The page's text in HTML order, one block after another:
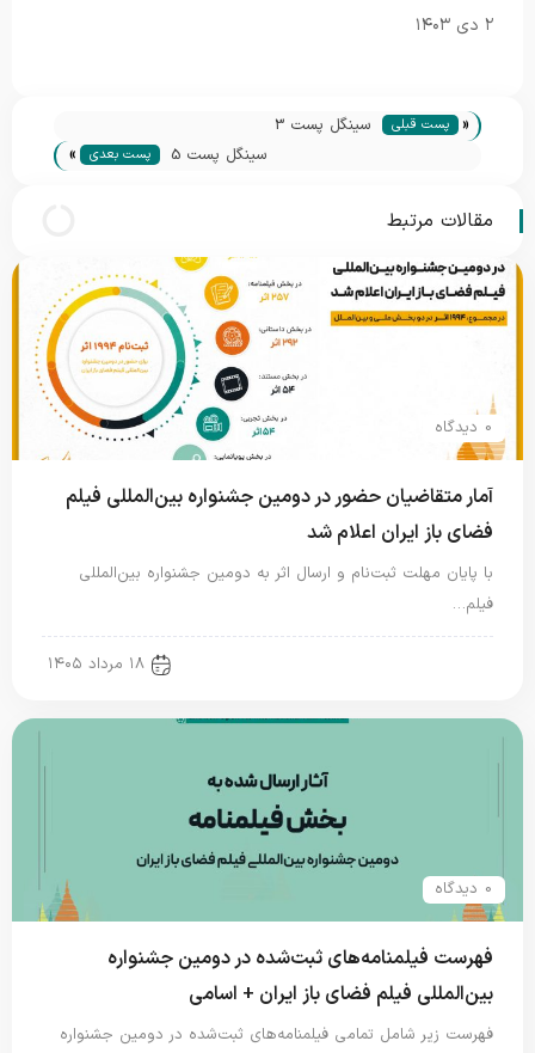
۲ دی ۱۴۰۳
« پست قبلی
سینگل پست 3
سینگل پست 5
پست بعدی »
مقالات مرتبط
0 دیدگاه
آمار متقاضیان حضور در دومین جشنواره بین‌المللی فیلم
فضای باز ایران اعلام شد
با پایان مهلت ثبت‌نام و ارسال اثر به دومین جشنواره بین‌المللی
فیلم…
۱۸ مرداد ۱۴۰۵
0 دیدگاه
فهرست فیلمنامه‌های ثبت‌شده در دومین جشنواره
بین‌المللی فیلم فضای باز ایران + اسامی
فهرست زیر شامل تمامی فیلمنامه‌های ثبت‌شده در دومین جشنواره